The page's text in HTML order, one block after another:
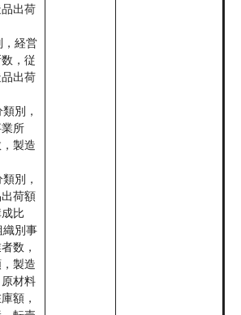
出荷
，経営
，従
出荷
別，
所
製造
別，
荷額
比
織別事
数，
製造
材料
額，